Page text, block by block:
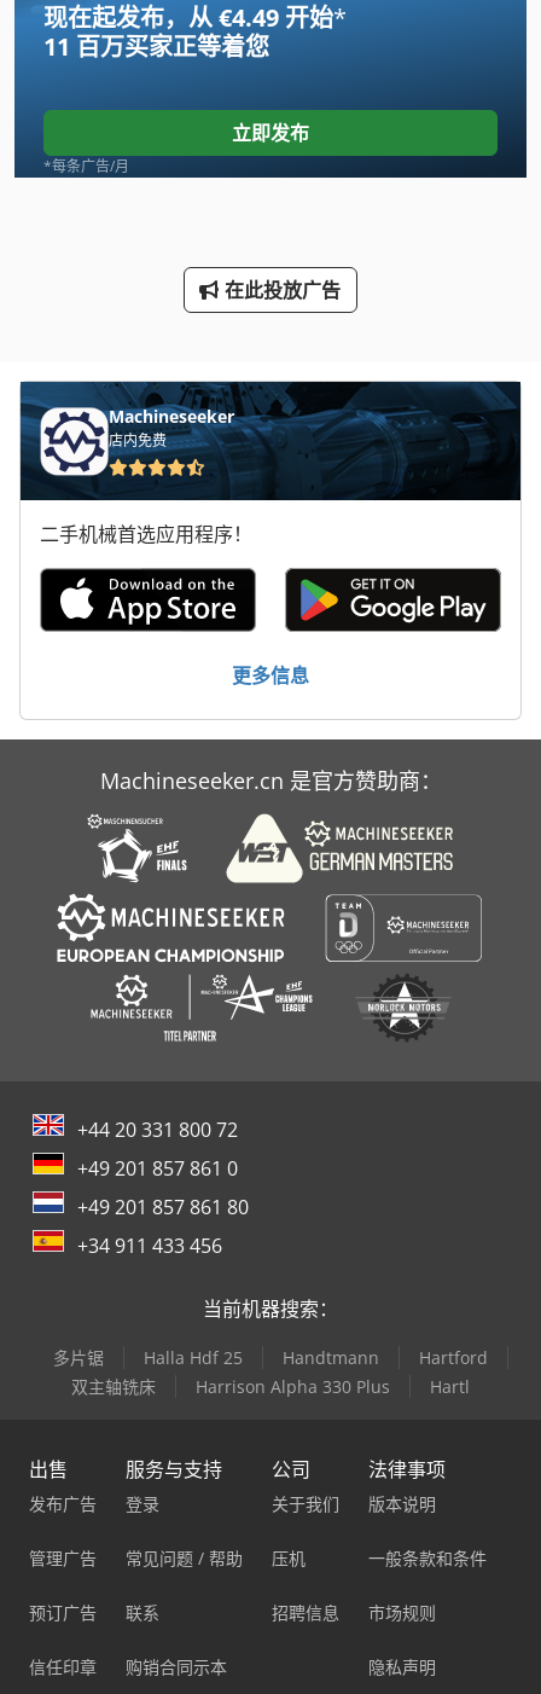
Index B 60
International 434
Linde
Newton 20
三维 扫描 仪
手动 剪 板 机
断头台
现在起发布，从 €4.49 开始*
11 百万买家正等着您
立即发布
*每条广告/月
在此投放广告
Machineseeker
店内免费
二手机械首选应用程序！
更多信息
Machineseeker.cn 是官方赞助商：
+44 20 331 800 72
+49 201 857 861 0
+49 201 857 861 80
+34 911 433 456
当前机器搜索：
多片锯 Halla Hdf 25 Handtmann
Hartford
双主轴铣床
Harrison Alpha 330 Plus Hartl
出售
发布广告
管理广告
预订广告
信任印章
服务与支持
登录
常见问题 / 帮助
联系
购销合同示本
公司
关于我们
压机
招聘信息
法律事项
版本说明
一般条款和条件
市场规则
隐私声明